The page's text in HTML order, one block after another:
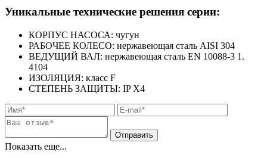
Уникальные технические решения серии:
КОРПУС НАСОСА: чугун
РАБОЧЕЕ КОЛЕСО: нержавеющая сталь AISI 304
ВЕДУЩИЙ ВАЛ: нержавеющая сталь EN 10088-3 1.
4104
ИЗОЛЯЦИЯ: класс F
СТЕПЕНЬ ЗАЩИТЫ: IP X4
Показать еще...